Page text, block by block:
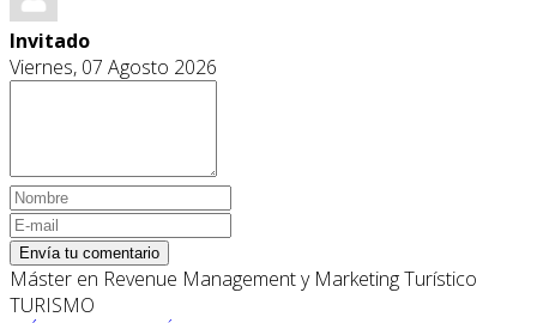
Invitado
Viernes, 07 Agosto 2026
Envía tu comentario
Máster en Revenue Management y Marketing Turístico
TURISMO